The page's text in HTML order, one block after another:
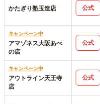
かたぎり塾玉造店 公式
キャンペーン中
アマゾネス大阪あべ
の店
公式
キャンペーン中
アウトライン天王寺
店
公式